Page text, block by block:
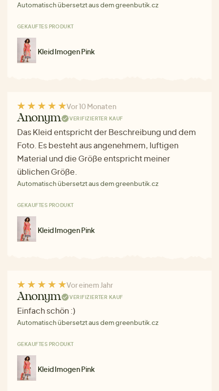
Automatisch übersetzt aus dem greenbutik.cz
GEKAUFTES PRODUKT
Kleid Imogen Pink
Vor 10 Monaten
Anonym VERIFIZIERTER KAUF
Das Kleid entspricht der Beschreibung und dem
Foto. Es besteht aus angenehmem, luftigen
Material und die Größe entspricht meiner
üblichen Größe.
Automatisch übersetzt aus dem greenbutik.cz
GEKAUFTES PRODUKT
Kleid Imogen Pink
Vor einem Jahr
Anonym VERIFIZIERTER KAUF
Einfach schön :)
Automatisch übersetzt aus dem greenbutik.cz
GEKAUFTES PRODUKT
Kleid Imogen Pink